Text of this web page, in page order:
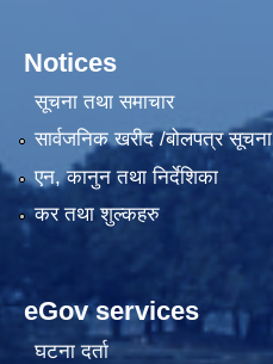
Notices
सूचना तथा समाचार
सार्वजनिक खरीद /बोलपत्र सूचना
एन, कानुन तथा निर्देशिका
कर तथा शुल्कहरु
eGov services
घटना दर्ता